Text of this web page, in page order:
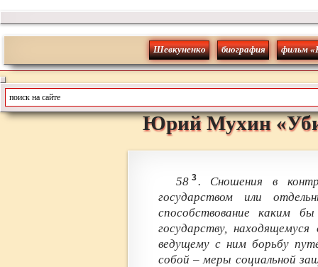
Шевкуненко биография фильм
Юрий Мухин«
58 3. Сношения в
государством или
способствование каким
государству,
ведущему с ним борьбу
собой – меры социальной